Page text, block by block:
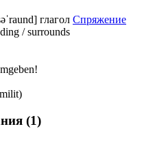
глагол Спряжение
/ surrounds
!
(1)